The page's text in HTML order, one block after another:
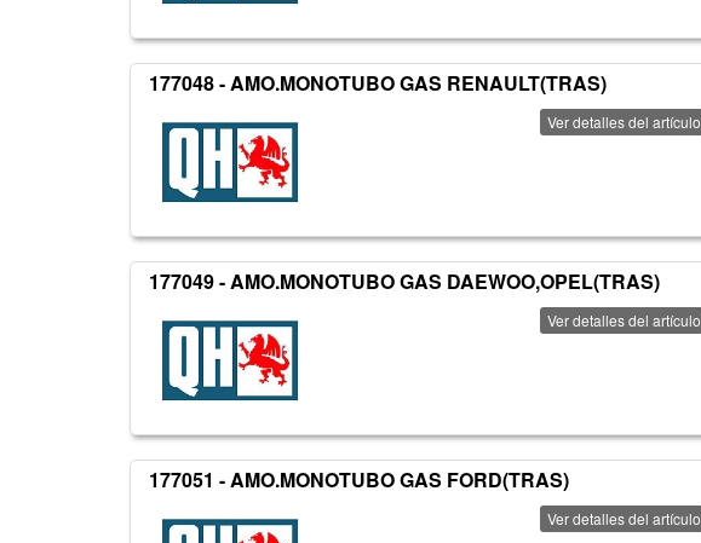
177048 - AMO.MONOTUBO GAS RENAULT(TRAS)
Ver detalles del artículo
177049 - AMO.MONOTUBO GAS DAEWOO,OPEL(TRAS)
Ver detalles del artículo
177051 - AMO.MONOTUBO GAS FORD(TRAS)
Ver detalles del artículo